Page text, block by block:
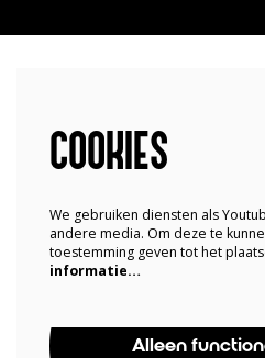
COOKIES
We gebruiken diensten als
andere media. Om deze te
toestemming geven tot het
informatie…
Alleen